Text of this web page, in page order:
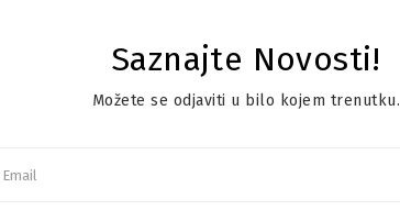
Saznajte Novosti!
Možete se odjaviti u bilo kojem trenutku.